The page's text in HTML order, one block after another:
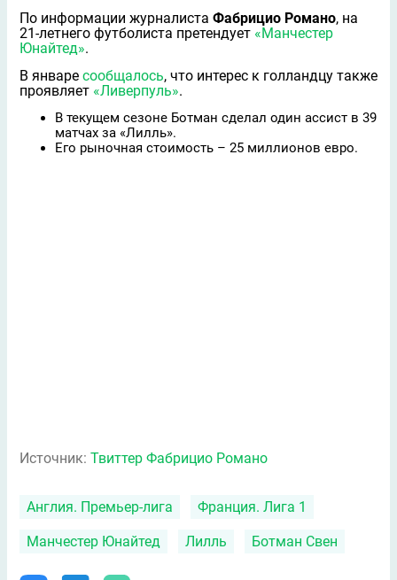
По информации журналиста Фабрицио Романо, на
21-летнего футболиста претендует «Манчестер
Юнайтед».
В январе сообщалось, что интерес к голландцу также
проявляет «Ливерпуль».
В текущем сезоне Ботман сделал один ассист в 39
матчах за «Лилль».
Его рыночная стоимость – 25 миллионов евро.
Источник: Твиттер Фабрицио Романо
Англия. Премьер-лига Франция. Лига 1
Манчестер Юнайтед Лилль Ботман Свен